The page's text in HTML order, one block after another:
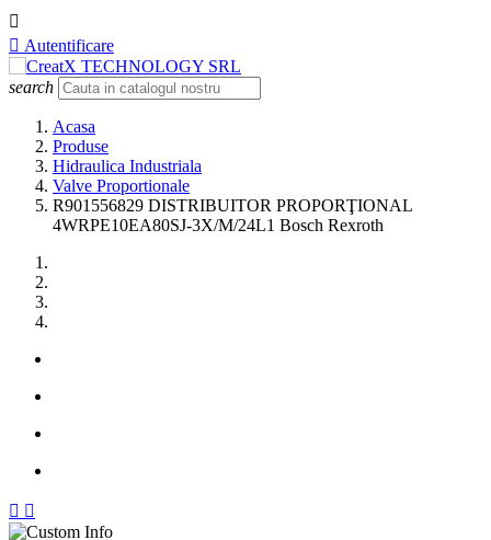

 Autentificare
search
Acasa
Produse
Hidraulica Industriala
Valve Proportionale
R901556829 DISTRIBUITOR PROPORŢIONAL
4WRPE10EA80SJ-3X/M/24L1 Bosch Rexroth
 